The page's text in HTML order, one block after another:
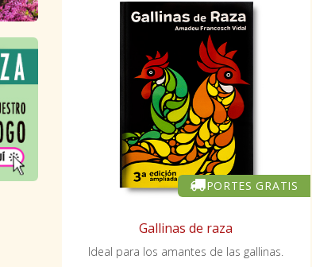
PORTES GRATIS
Gallinas de raza
Ideal para los amantes de las gallinas.